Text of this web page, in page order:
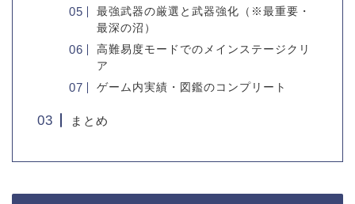
最強武器の厳選と武器強化（※最重要・
最深の沼）
高難易度モードでのメインステージクリ
ア
ゲーム内実績・図鑑のコンプリート
まとめ